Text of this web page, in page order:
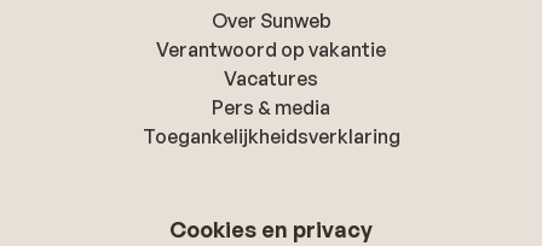
Over Sunweb
Verantwoord op vakantie
Vacatures
Pers & media
Toegankelijkheidsverklaring
Cookies en privacy